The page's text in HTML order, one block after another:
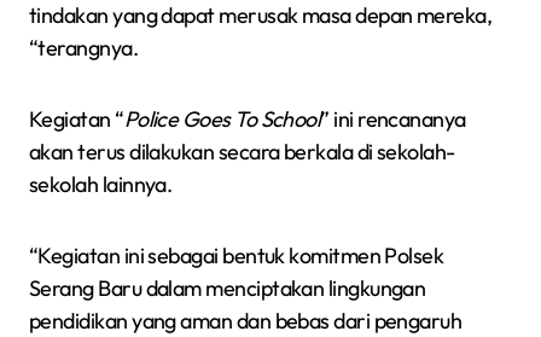
tindakan yang dapat merusak masa depan mereka,
“terangnya.
Kegiatan “Police Goes To School” ini rencananya
akan terus dilakukan secara berkala di sekolah-
sekolah lainnya.
“Kegiatan ini sebagai bentuk komitmen Polsek
Serang Baru dalam menciptakan lingkungan
pendidikan yang aman dan bebas dari pengaruh